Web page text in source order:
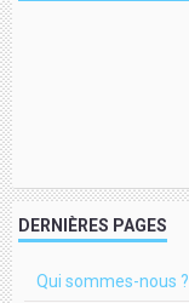
DERNIÈRES PAGES
Qui sommes-nous ?